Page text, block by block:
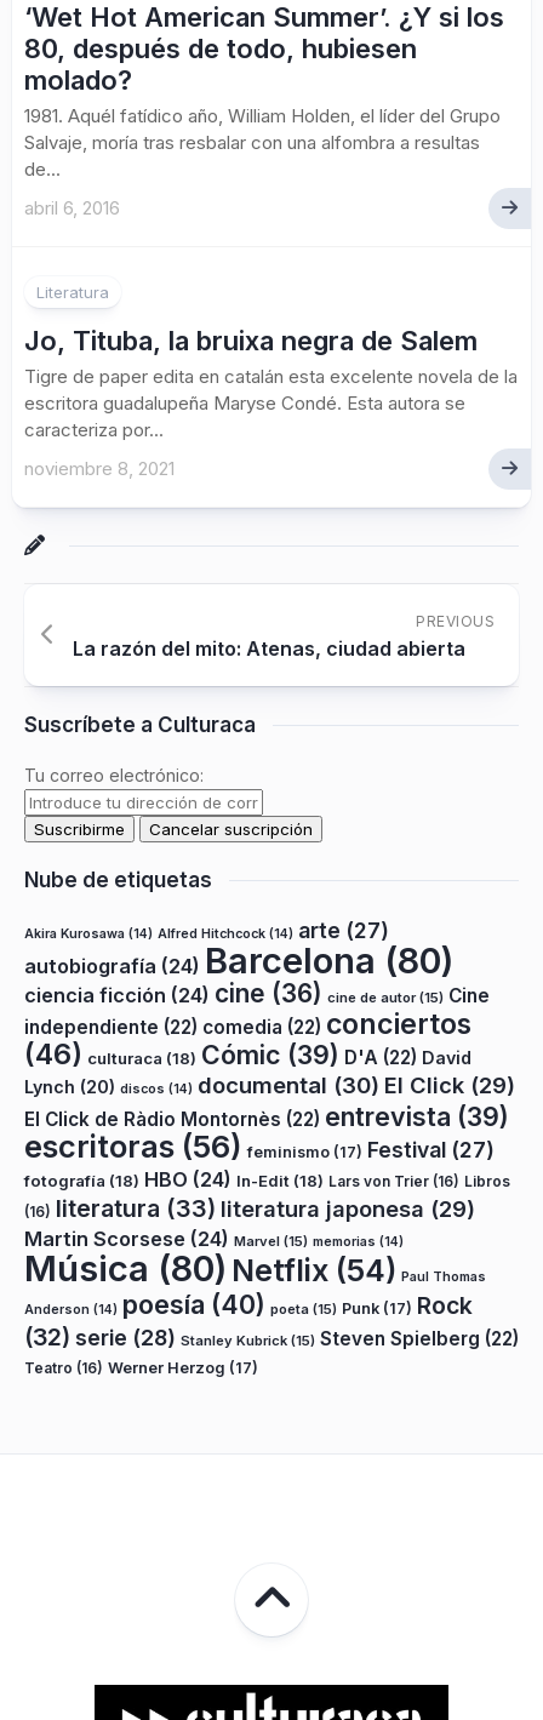
‘Wet Hot American Summer’. ¿Y si los
80, después de todo, hubiesen
molado?
1981. Aquél fatídico año, William Holden, el líder del Grupo
Salvaje, moría tras resbalar con una alfombra a resultas
de...
abril 6, 2016
Literatura
Jo, Tituba, la bruixa negra de Salem
Tigre de paper edita en catalán esta excelente novela de la
escritora guadalupeña Maryse Condé. Esta autora se
caracteriza por...
noviembre 8, 2021
PREVIOUS
La razón del mito: Atenas, ciudad abierta
Suscríbete a Culturaca
Tu correo electrónico:
Nube de etiquetas
Akira Kurosawa (14) Alfred Hitchcock (14) arte (27)
autobiografía (24) Barcelona (80)
ciencia ficción (24) cine (36) cine de autor(15) Cine
independiente (22) comedia (22) conciertos
(46) culturaca (18) Cómic (39) D'A (22) David
Lynch (20) discos (14) documental (30) El Click (29)
El Click de Ràdio Montornès (22) entrevista (39)
escritoras (56) feminismo (17) Festival (27)
fotografía (18) HBO (24) In-Edit (18) Lars von Trier (16) Libros
(16) literatura (33) literatura japonesa (29)
Martin Scorsese (24) Marvel (15) memorias (14)
Música (80) Netflix (54) Paul Thomas
Anderson (14) poesía (40) poeta (15) Punk (17) Rock
(32) serie (28) Stanley Kubrick (15) Steven Spielberg (22)
Teatro (16) Werner Herzog (17)